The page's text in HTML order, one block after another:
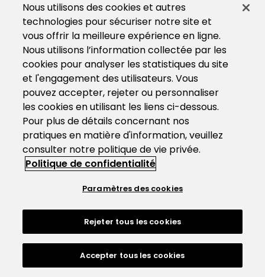
Nous utilisons des cookies et autres
technologies pour sécuriser notre site et
vous offrir la meilleure expérience en ligne.
Nous utilisons l’information collectée par les
cookies pour analyser les statistiques du site
et l'engagement des utilisateurs. Vous
pouvez accepter, rejeter ou personnaliser
les cookies en utilisant les liens ci-dessous.
Pour plus de détails concernant nos
pratiques en matière d'information, veuillez
consulter notre politique de vie privée.
Politique de confidentialité
Paramètres des cookies
Rejeter tous les cookies
Accepter tous les cookies